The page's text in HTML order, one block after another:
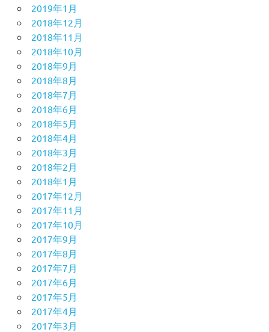
2019年1月
2018年12月
2018年11月
2018年10月
2018年9月
2018年8月
2018年7月
2018年6月
2018年5月
2018年4月
2018年3月
2018年2月
2018年1月
2017年12月
2017年11月
2017年10月
2017年9月
2017年8月
2017年7月
2017年6月
2017年5月
2017年4月
2017年3月